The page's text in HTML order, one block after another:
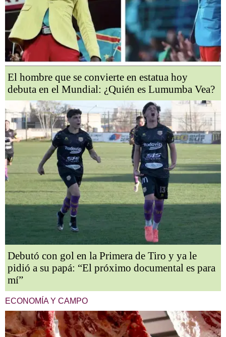
El hombre que se convierte en estatua hoy
debuta en el Mundial: ¿Quién es Lumumba Vea?
Debutó con gol en la Primera de Tiro y ya le
pidió a su papá: “El próximo documental es para
mí”
ECONOMÍA Y CAMPO